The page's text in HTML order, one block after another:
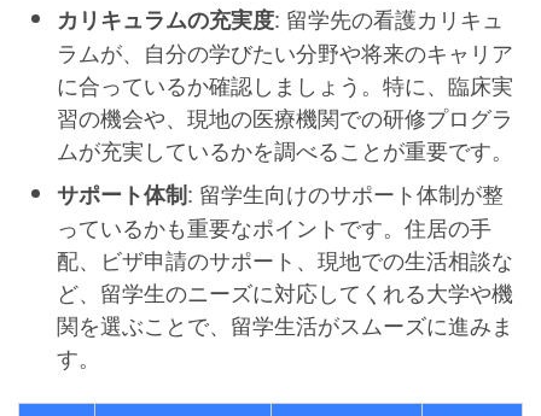
カリキュラムの充実度: 留学先の看護カリキュ
ラムが、自分の学びたい分野や将来のキャリア
に合っているか確認しましょう。特に、臨床実
習の機会や、現地の医療機関での研修プログラ
ムが充実しているかを調べることが重要です。
サポート体制: 留学生向けのサポート体制が整
っているかも重要なポイントです。住居の手
配、ビザ申請のサポート、現地での生活相談な
ど、留学生のニーズに対応してくれる大学や機
関を選ぶことで、留学生活がスムーズに進みま
す。